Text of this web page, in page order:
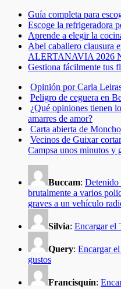
Guía completa para
Escoge la refrigeradora
Aprende a elegir la
Abel caballero clausura
ALERTANAVIA 2026
Gestiona fácilmente tus
Opinión por Carla
Peligro de ceguera en
¿Qué opiniones tienen
amarres de amor?
Carta abierta de
Vecinos de Guixar
Campsa unos minutos y
Buccam: Detenido
brutalmente a varios
graves a un vehículo
Silvia: Encargar el
Query: Encargar
gustos
Francisquín: